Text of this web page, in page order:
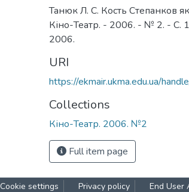
Танюк Л. С. Кость Степанков
Кіно-Театр. - 2006. - № 2. - С.
2006.
URI
https://ekmair.ukma.edu.ua/
Collections
Кіно-Театр. 2006. №2
Full item page
Cookie settings Privacy policy End User